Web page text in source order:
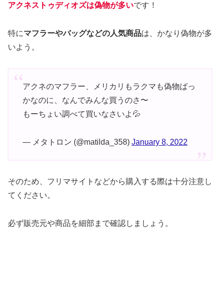
アクネストゥディオズは偽物が多いです！
特にマフラーやバッグなどの人気商品は、かなり偽物が多
いよう。
アクネのマフラー、メリカリもラクマも偽物ばっ
かなのに、なんでみんな買うのさ〜
もーちょい調べて買いなさいよ💦
— メタトロン (@matilda_358) January 8, 2022
そのため、フリマサイトなどから購入する際は十分注意し
てください。
必ず販売元や商品を細部まで確認しましょう。